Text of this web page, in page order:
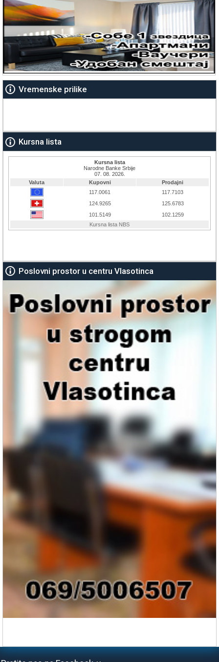
Vremenske prilike
Kursna lista
Poslovni prostor u centru Vlasotinca